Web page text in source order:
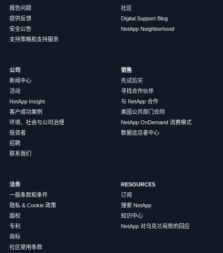
报告问题
提供反馈
安全公告
支持策略和支持服务
社区
Digital Support Blog
NetApp Neighborhood
公司
新闻中心
活动
NetApp Insight
客户成功案例
环境、社会与公司治理
投资者
招聘
联系我们
销售
先试后买
寻找合作伙伴
与 NetApp 合作
美国公共部门合同
NetApp OnDemand 消费模式
数据远见者中心
法务
一般条款和条件
隐私 & Cookie 政策
版权
专利
商标
社区使用条款
RESOURCES
订阅
搜索 NetApp
知识中心
NetApp 对乌克兰局势的回应